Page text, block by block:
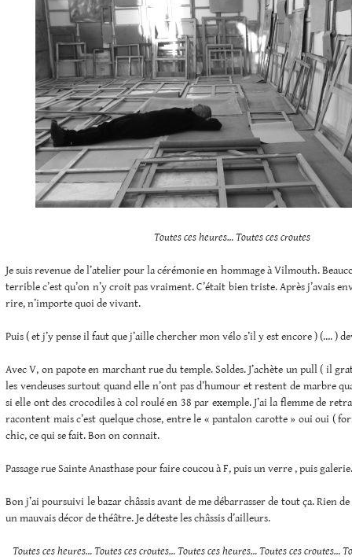
Toutes ces heures… Toutes ces croutes
Je suis revenue de l’atelier pour la cérémonie en hommage à Vilmouth.
terrible c’est qu’on n’y croit pas vraiment. C’était bien triste. Après j’avais
rire, n’importe quoi de vivant.
Puis ( et j’y pense il faut que j’aille chercher mon vélo s’il y est encore ) (…. )
Avec V, on papote en marchant rue du temple. Soldes. J’achète un pull ( il
les vendeuses surtout quand elle n’ont pas d’humour et restent de marbre
si elle ont des crocodiles à col roulé en 38 par exemple. J’ai la flemme de
racontent mais c’est quelque chose, entre le « pantalon carotte » oui oui (
chic, ce qui se fait. Bon on connait.
Passage rue Sainte Anasthase pour faire coucou à F, puis un verre , puis galerie.
Bon j’ai poursuivi le bazar châssis avant de me débarrasser de tout ça. Rien
un mauvais décor de théâtre. Je déteste les châssis d’ailleurs.
Toutes ces heures… Toutes ces croutes… Toutes ces heures… Toutes ces croutes…